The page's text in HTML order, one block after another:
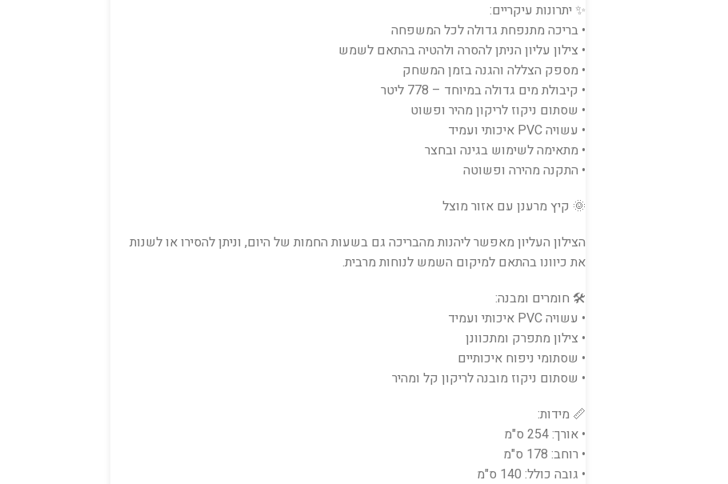
✨ יתרונות עיקריים:
• בריכה מתנפחת גדולה לכל המשפחה
• צילון עליון הניתן להסרה ולהטיה בהתאם לשמש
• מספק הצללה והגנה בזמן המשחק
• קיבולת מים גדולה במיוחד – 778 ליטר
• שסתום ניקוז לריקון מהיר ופשוט
• עשויה PVC איכותי ועמיד
• מתאימה לשימוש בגינה ובחצר
• התקנה מהירה ופשוטה
🌞 קיץ מרענן עם אזור מוצל
הצילון העליון מאפשר ליהנות מהבריכה גם בשעות החמות של היום, וניתן להסירו או לשנות
את כיוונו בהתאם למיקום השמש לנוחות מרבית.
🛠️ חומרים ומבנה:
• עשויה PVC איכותי ועמיד
• צילון מתפרק ומתכוונן
• שסתומי ניפוח איכותיים
• שסתום ניקוז מובנה לריקון קל ומהיר
📏 מידות:
• אורך: 254 ס"מ
• רוחב: 178 ס"מ
• גובה כולל: 140 ס"מ